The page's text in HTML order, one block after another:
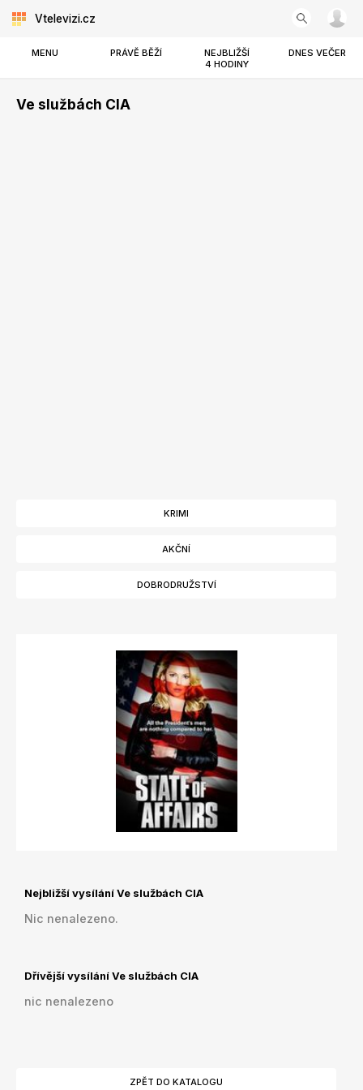
Vtelevizi.cz
MENU PRÁVĚ BĚŽÍ
NEJBLIŽŠÍ
4 HODINY
DNES VEČER
Ve službách CIA
KRIMI
AKČNÍ
DOBRODRUŽSTVÍ
Nejbližší vysílání Ve službách CIA
Nic nenalezeno.
Dřívější vysílání Ve službách CIA
nic nenalezeno
ZPĚT DO KATALOGU